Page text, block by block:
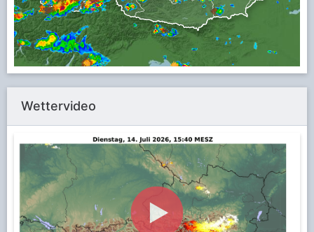
Wettervideo